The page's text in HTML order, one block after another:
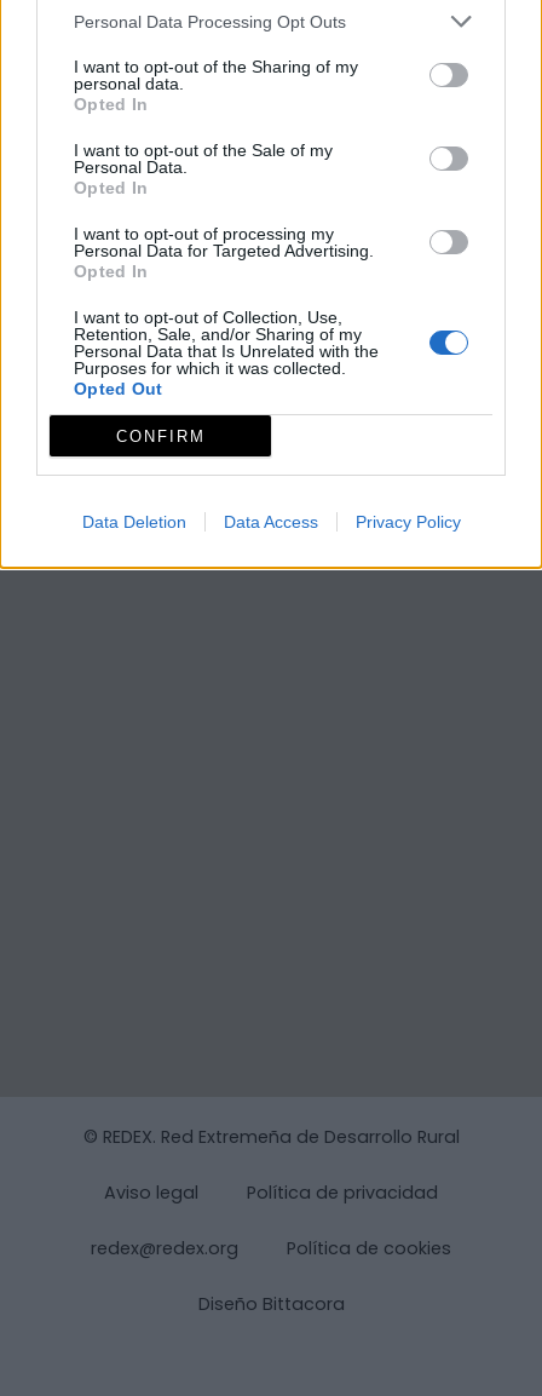
Personal Data Processing Opt Outs
I want to opt-out of the Sharing of my
personal data.
Opted In
I want to opt-out of the Sale of my
Personal Data.
Opted In
I want to opt-out of processing my
Personal Data for Targeted Advertising.
Opted In
I want to opt-out of Collection, Use,
Retention, Sale, and/or Sharing of my
Personal Data that Is Unrelated with the
Purposes for which it was collected.
Opted Out
CONFIRM
Data Deletion Data Access Privacy Policy
páginas para tu contenido. ¡Pásalo bien!
© REDEX. Red Extremeña de Desarrollo Rural
Aviso legal Política de privacidad
redex@redex.org Política de cookies
Diseño Bittacora